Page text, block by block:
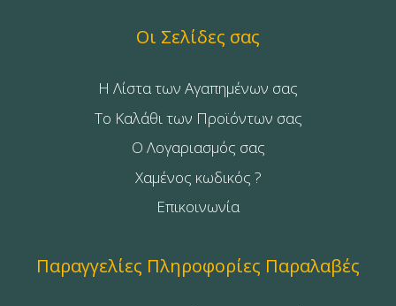
Οι Σελίδες σας
Η Λίστα των Αγαπημένων σας
Το Καλάθι των Προϊόντων σας
Ο Λογαριασμός σας
Χαμένος κωδικός ?
Επικοινωνία
Παραγγελίες Πληροφορίες Παραλαβές